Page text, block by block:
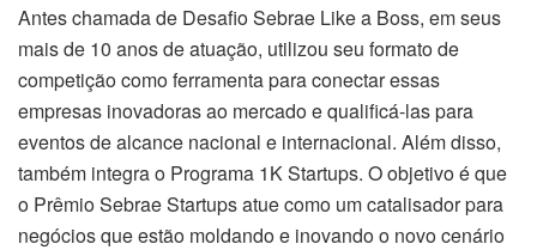
Antes chamada de Desafio Sebrae Like a Boss, em seus
mais de 10 anos de atuação, utilizou seu formato de
competição como ferramenta para conectar essas
empresas inovadoras ao mercado e qualificá-las para
eventos de alcance nacional e internacional. Além disso,
também integra o Programa 1K Startups. O objetivo é que
o Prêmio Sebrae Startups atue como um catalisador para
negócios que estão moldando e inovando o novo cenário